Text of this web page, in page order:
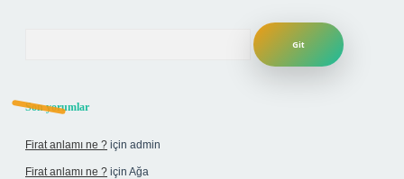
Son yorumlar
Firat anlamı ne ? için admin
Firat anlamı ne ? için Ağa